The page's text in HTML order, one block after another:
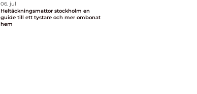
06. jul
Heltäckningsmattor stockholm en
guide till ett tystare och mer ombonat
hem